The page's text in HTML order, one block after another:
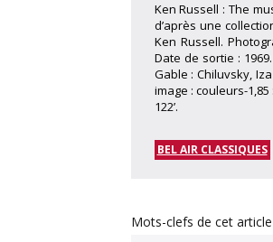
Ken Russell : The
d’après une
Ken Russell.
Date de sortie :
Gable : Chiluvsky,
image : couleurs-
122’.
BEL AIR CLASSIQUES
Mots-clefs de cet article